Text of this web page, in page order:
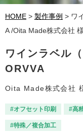
HOME > 製作事例 > ワ
A /Oita Made株式会社 様
ワインラベル
ORVVA
Oita Made株式会社
#オフセット印刷 #高
#特殊／複合加工